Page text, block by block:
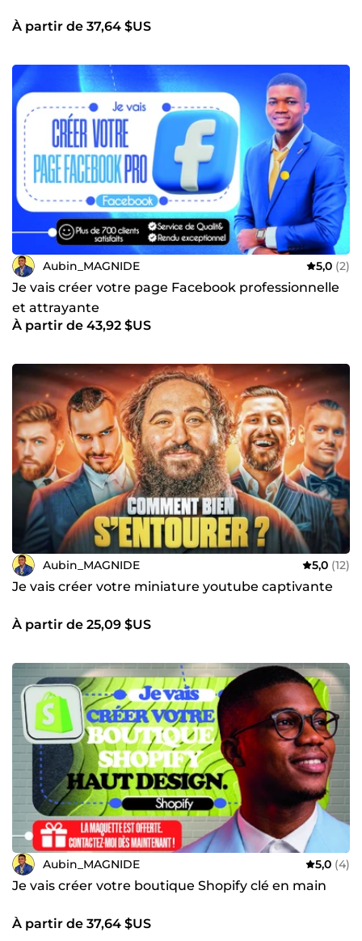
À partir de 37,64 $US
Aubin_MAGNIDE 5,0 (2)
Je vais créer votre page Facebook professionnelle
et attrayante
À partir de 43,92 $US
Aubin_MAGNIDE 5,0 (12)
Je vais créer votre miniature youtube captivante
À partir de 25,09 $US
Aubin_MAGNIDE 5,0 (4)
Je vais créer votre boutique Shopify clé en main
À partir de 37,64 $US